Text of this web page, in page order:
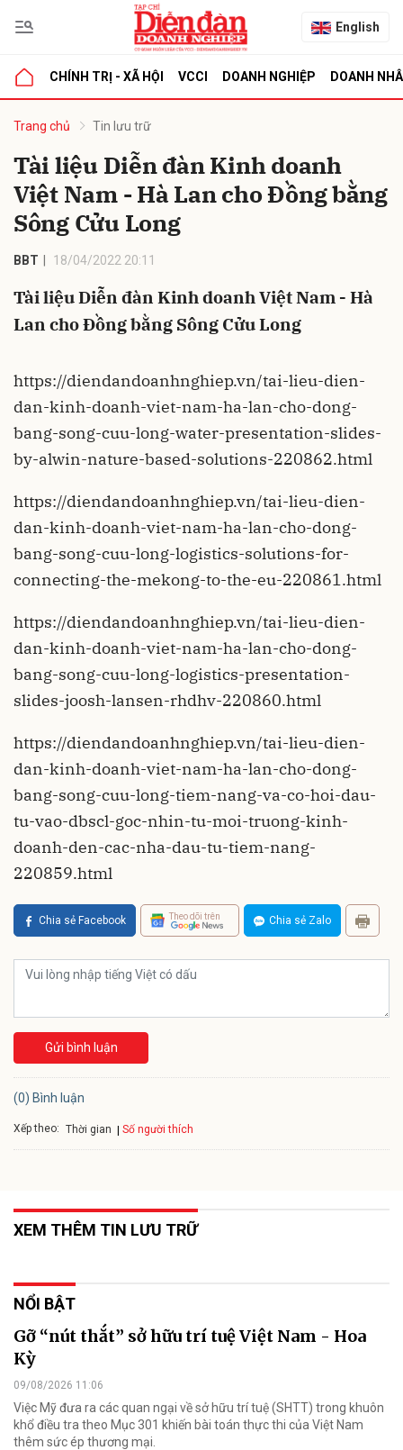
English
CHÍNH TRỊ - XÃ HỘI VCCI DOANH NGHIỆP DOANH
Trang chủ Tin lưu trữ
Tài liệu Diễn đàn Kinh doanh
Việt Nam - Hà Lan cho Đồng bằng
Sông Cửu Long
BBT 18/04/2022 20:11
Tài liệu Diễn đàn Kinh doanh Việt Nam - Hà
Lan cho Đồng bằng Sông Cửu Long
https://diendandoanhnghiep.vn/tai-lieu-dien-
dan-kinh-doanh-viet-nam-ha-lan-cho-dong-
bang-song-cuu-long-water-presentation-slides-
by-alwin-nature-based-solutions-220862.html
https://diendandoanhnghiep.vn/tai-lieu-dien-
dan-kinh-doanh-viet-nam-ha-lan-cho-dong-
bang-song-cuu-long-logistics-solutions-for-
connecting-the-mekong-to-the-eu-220861.html
https://diendandoanhnghiep.vn/tai-lieu-dien-
dan-kinh-doanh-viet-nam-ha-lan-cho-dong-
bang-song-cuu-long-logistics-presentation-
slides-joosh-lansen-rhdhv-220860.html
https://diendandoanhnghiep.vn/tai-lieu-dien-
dan-kinh-doanh-viet-nam-ha-lan-cho-dong-
bang-song-cuu-long-tiem-nang-va-co-hoi-dau-
tu-vao-dbscl-goc-nhin-tu-moi-truong-kinh-
doanh-den-cac-nha-dau-tu-tiem-nang-
220859.html
Chia sẻ Facebook Theo dõi trên Chia sẻ Zalo
Gửi bình luận
(0) Bình luận
Xếp theo: Thời gian Số người thích
XEM THÊM TIN LƯU TRỮ
NỔI BẬT
Gỡ “nút thắt” sở hữu trí tuệ Việt Nam - Hoa
Kỳ
09/08/2026 11:06
Việc Mỹ đưa ra các quan ngại về sở hữu trí tuệ (SHTT) trong khuôn
khổ điều tra theo Mục 301 khiến bài toán thực thi của Việt Nam
thêm sức ép thương mại.
luận
Hủy